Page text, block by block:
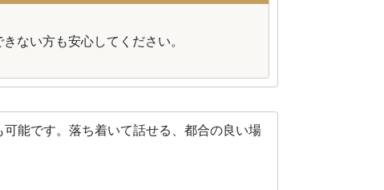
ない方も安心してください。
能です。落ち着いて話せる、都合の良い場